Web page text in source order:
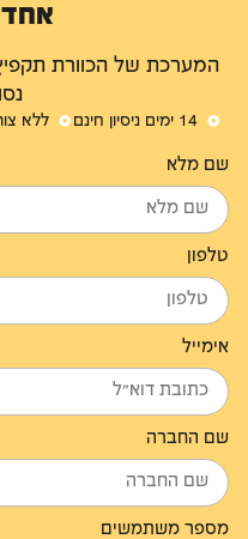
המערכת של הכוורת
14 ימים ניסיון חינם ללא
שם מלא
טלפון
אימייל
שם החברה
מספר משתמשים